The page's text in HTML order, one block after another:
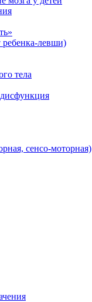
ребенка-левши)
тела
сенсо-моторная)